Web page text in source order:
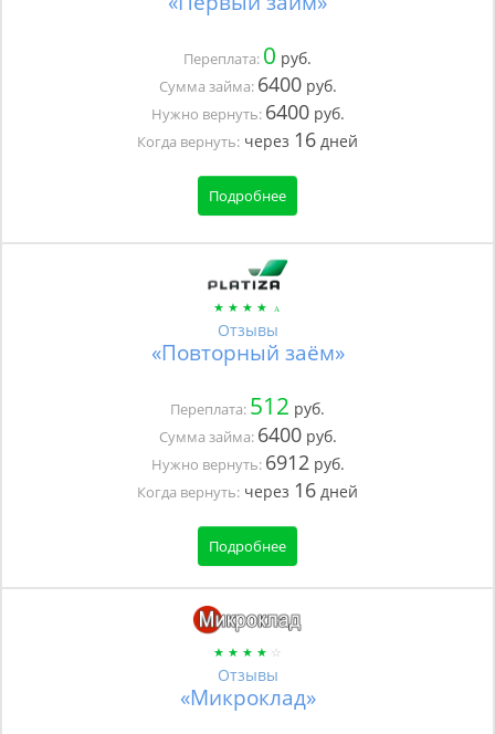
Переплата: 0 руб.
Сумма займа: 6400руб.
Нужно вернуть: 6400руб.
Когда вернуть: через 16 дней
Подробнее
Отзывы
«Повторный заём»
Переплата: 512 руб.
Сумма займа: 6400руб.
Нужно вернуть: 6912руб.
Когда вернуть: через 16 дней
Подробнее
Отзывы
«Микроклад»